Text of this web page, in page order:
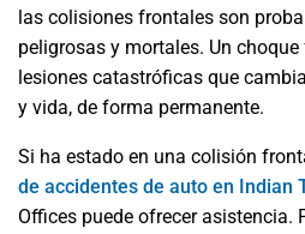
las colisiones frontales son
peligrosas y mortales. Un
lesiones catastróficas que
y vida, de forma permanente.
Si ha estado en una colisión
de accidentes de auto en Indian
Offices puede ofrecer asistencia.